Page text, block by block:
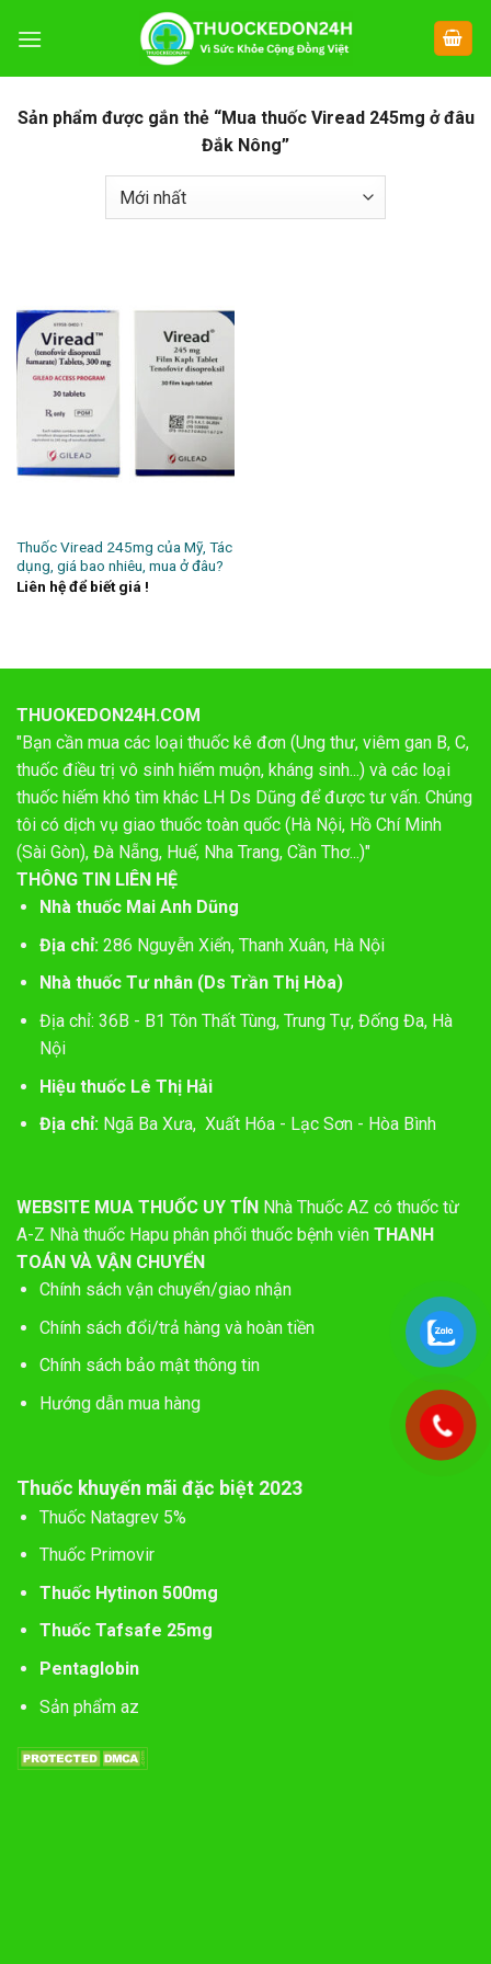
đến
Sản phẩm được gắn thẻ “Mua thuốc Viread 245mg ở đâu
Đắk Nông”
Thuốc Viread 245mg của Mỹ, Tác
dụng, giá bao nhiêu, mua ở đâu?
Liên hệ để biết giá !
THUOKEDON24H.COM
"Bạn cần mua các loại thuốc kê đơn (Ung thư, viêm gan B, C,
thuốc điều trị vô sinh hiếm muộn, kháng sinh...) và các loại
thuốc hiếm khó tìm khác LH Ds Dũng để được tư vấn. Chúng
tôi có dịch vụ giao thuốc toàn quốc (Hà Nội, Hồ Chí Minh
(Sài Gòn), Đà Nẵng, Huế, Nha Trang, Cần Thơ...)"
THÔNG TIN LIÊN HỆ
Nhà thuốc Mai Anh Dũng
Địa chỉ:286 Nguyễn Xiển, Thanh Xuân, Hà Nội
Nhà thuốc Tư nhân (Ds Trần Thị Hòa)
Địa chỉ: 36B - B1 Tôn Thất Tùng, Trung Tự, Đống Đa, Hà
Nội
Hiệu thuốc Lê Thị Hải
Địa chỉ: Ngã Ba Xưa, Xuất Hóa - Lạc Sơn - Hòa Bình
WEBSITE MUA THUỐC UY TÍN Nhà Thuốc AZ có thuốc từ
A-Z Nhà thuốc Hapu phân phối thuốc bệnh viên THANH
TOÁN VÀ VẬN CHUYỂN
Chính sách vận chuyển/giao nhận
Chính sách đổi/trả hàng và hoàn tiền
Chính sách bảo mật thông tin
Hướng dẫn mua hàng
Thuốc khuyến mãi đặc biệt 2023
Thuốc Natagrev 5%
Thuốc Primovir
Thuốc Hytinon 500mg
Thuốc Tafsafe 25mg
Pentaglobin
Sản phẩm az